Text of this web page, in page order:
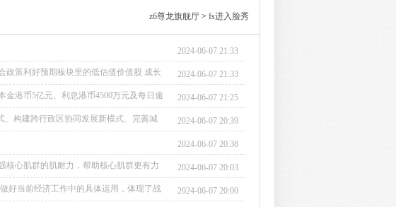
z6尊龙旗舰厅> fs进入脸秀
2024-06-07 21:33
2024-06-07 21:33
政策利好预期板块里的低估值价值股 成长
2024-06-07 21:25
金港币5亿元、利息港币4500万元及每日逾
2024-06-07 20:39
构建跨行政区协同发展新模式、完善城
发展路径具有重要的战略意义。...
2024-06-07 20:38
2024-06-07 20:03
核心肌群的肌耐力，帮助核心肌群更有力
2024-06-07 20:00
好当前经济工作中的具体运用，体现了战
高质量发展的重要方法。...